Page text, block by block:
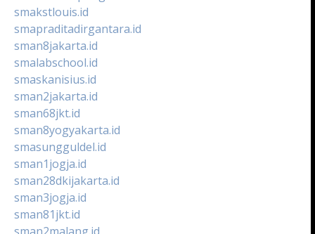
smakstlouis.id
smapraditadirgantara.id
sman8jakarta.id
smalabschool.id
smaskanisius.id
sman2jakarta.id
sman68jkt.id
sman8yogyakarta.id
smasungguldel.id
sman1jogja.id
sman28dkijakarta.id
sman3jogja.id
sman81jkt.id
sman2malang.id